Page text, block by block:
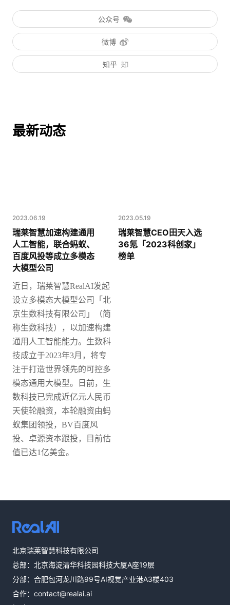
公众号
微博
知乎
最新动态
2023.06.19
瑞莱智慧加速构建通用
人工智能，联合蚂蚁、
百度风投等成立多模态
大模型公司
近日，瑞莱智慧RealAI发起
设立多模态大模型公司「北
京生数科技有限公司」（简
称生数科技），以加速构建
通用人工智能能力。 生数科
技成立于2023年3月，将专
注于打造世界领先的可控多
模态通用大模型。日前，生
数科技已完成近亿元人民币
天使轮融资，本轮融资由蚂
蚁集团领投，BV百度风
投、卓源资本跟投，目前估
值已达1亿美金。
2023.05.19
瑞莱智慧CEO田天入选
36氪「2023科创家」
榜单
北京瑞莱智慧科技有限公司
总部：北京海淀清华科技园科技大厦A座19层
分部：合肥包河龙川路99号AI视觉产业港A3楼403
合作： contact@realai.ai
邮件咨询
contact@realai.ai